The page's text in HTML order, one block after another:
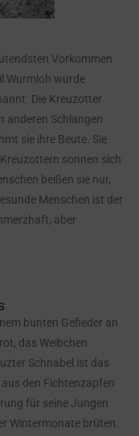
Vorkommen
Wurmloh wurde
Die Kreuzotter
anderen Schlangen
sie ihre Beute. Sie
sonnen sich
beißen sie nur,
Menschen ist der
aber
bunten Gefieder an
das Weibchen
Schnabel ist das
den Fichtenzapfen
für seine Jungen
Wintermonate brüten.